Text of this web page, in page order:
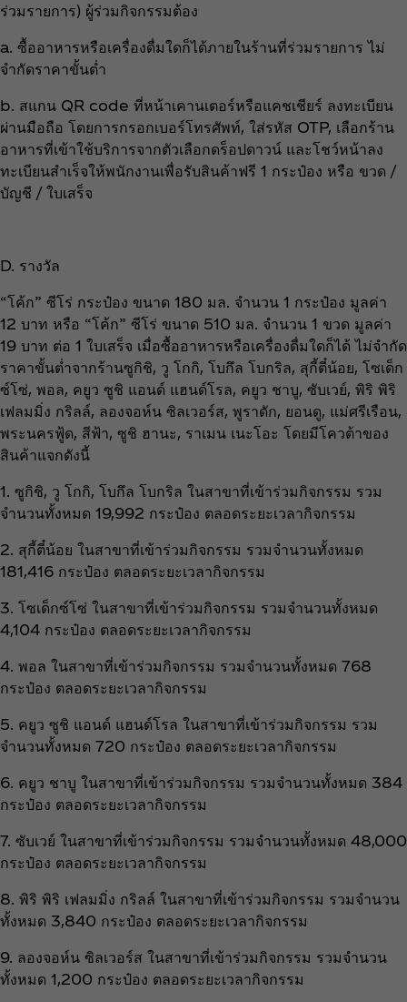
ร่วมรายการ) ผู้ร่วมกิจกรรมต้อง
a. ซื้ออาหารหรือเครื่องดื่มใดก็ได้ภายในร้านที่ร่วมรายการ ไม่
จำกัดราคาขั้นต่ำ
b. สแกน QR code ที่หน้าเคานเตอร์หรือแคชเชียร์ ลงทะเบียน
ผ่านมือถือ โดยการกรอกเบอร์โทรศัพท์, ใส่รหัส OTP, เลือกร้าน
อาหารที่เข้าใช้บริการจากตัวเลือกดร็อปดาวน์ และโชว์หน้าลง
ทะเบียนสำเร็จให้พนักงานเพื่อรับสินค้าฟรี 1 กระป๋อง หรือ ขวด /
บัญชี / ใบเสร็จ
D. รางวัล
“โค้ก” ซีโร่ กระป๋อง ขนาด 180 มล. จำนวน 1 กระป๋อง มูลค่า
12 บาท หรือ “โค้ก” ซีโร่ ขนาด 510 มล. จำนวน 1 ขวด มูลค่า
19 บาท ต่อ 1 ใบเสร็จ เมื่อซื้ออาหารหรือเครื่องดื่มใดก็ได้ ไม่จำกัด
ราคาขั้นต่ำจากร้านซูกิชิ, วู โกกิ, โบกึล โบกริล, สุกี้ตี๋น้อย, โซเด็ก
ซ์โซ่, พอล, คยูว ซูชิ แอนด์ แฮนด์โรล, คยูว ชาบู, ซับเวย์, พิริ พิริ
เฟลมมิ่ง กริลล์, ลองจอห์น ซิลเวอร์ส, พูราดัก, ยอนดู, แม่ศรีเรือน,
พระนครฟู้ด, สีฟ้า, ซูชิ ฮานะ, ราเมน เนะโอะ โดยมีโควต้าของ
สินค้าแจกดังนี้
1. ซูกิชิ, วู โกกิ, โบกึล โบกริล ในสาขาที่เข้าร่วมกิจกรรม รวม
จำนวนทั้งหมด 19,992 กระป๋อง ตลอดระยะเวลากิจกรรม
2. สุกี้ตี๋น้อย ในสาขาที่เข้าร่วมกิจกรรม รวมจำนวนทั้งหมด
181,416 กระป๋อง ตลอดระยะเวลากิจกรรม
3. โซเด็กซ์โซ่ ในสาขาที่เข้าร่วมกิจกรรม รวมจำนวนทั้งหมด
4,104 กระป๋อง ตลอดระยะเวลากิจกรรม
4. พอล ในสาขาที่เข้าร่วมกิจกรรม รวมจำนวนทั้งหมด 768
กระป๋อง ตลอดระยะเวลากิจกรรม
5. คยูว ซูชิ แอนด์ แฮนด์โรล ในสาขาที่เข้าร่วมกิจกรรม รวม
จำนวนทั้งหมด 720 กระป๋อง ตลอดระยะเวลากิจกรรม
6. คยูว ชาบู ในสาขาที่เข้าร่วมกิจกรรม รวมจำนวนทั้งหมด 384
กระป๋อง ตลอดระยะเวลากิจกรรม
7. ซับเวย์ ในสาขาที่เข้าร่วมกิจกรรม รวมจำนวนทั้งหมด 48,000
กระป๋อง ตลอดระยะเวลากิจกรรม
8. พิริ พิริ เฟลมมิ่ง กริลล์ ในสาขาที่เข้าร่วมกิจกรรม รวมจำนวน
ทั้งหมด 3,840 กระป๋อง ตลอดระยะเวลากิจกรรม
9. ลองจอห์น ซิลเวอร์ส ในสาขาที่เข้าร่วมกิจกรรม รวมจำนวน
ทั้งหมด 1,200 กระป๋อง ตลอดระยะเวลากิจกรรม